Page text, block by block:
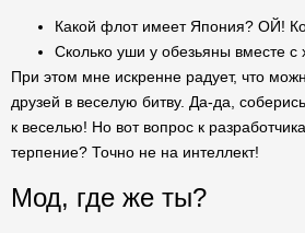
Какой флот имеет Япония? ОЙ!
Сколько уши у обезьяны вместе с
При этом мне искренне радует, что
друзей в веселую битву. Да-да,
к веселью! Но вот вопрос к
терпение? Точно не на интеллект!
Мод, где же ты?